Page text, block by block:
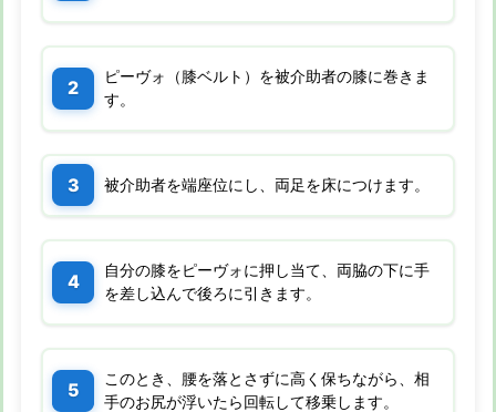
ピーヴォ（膝ベルト）を被介助者の膝に巻きま
す。
被介助者を端座位にし、両足を床につけます。
自分の膝をピーヴォに押し当て、両脇の下に手
を差し込んで後ろに引きます。
このとき、腰を落とさずに高く保ちながら、相
手のお尻が浮いたら回転して移乗します。